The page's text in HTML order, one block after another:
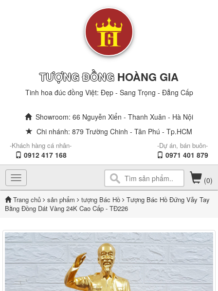
TƯỢNG ĐỒNG HOÀNG GIA
Tinh hoa đúc đồng Việt: Đẹp - Sang Trọng - Đẳng Cấp
Showroom: 66 Nguyễn Xiển - Thanh Xuân - Hà Nội
Chi nhánh: 879 Trường Chinh - Tân Phú - Tp.HCM
-Khách hàng cá nhân-
0912 417 168
-Dự án, bán buôn-
0971 401 879
Toggle
navigation
(0)
Trang chủ sản phẩm tượng Bác Hồ
Tượng Bác Hồ Đứng Vẫy Tay
Bằng Đồng Dát Vàng 24K Cao Cấp - TĐ226